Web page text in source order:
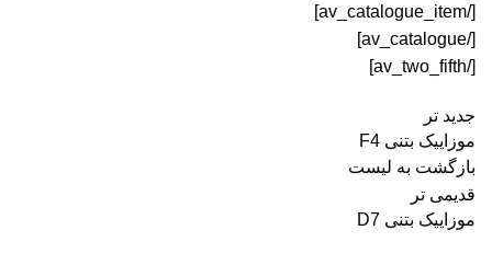
[/av_catalogue_item]
[/av_catalogue]
[/av_two_fifth]
جدید تر
موزاییک بتنی F4
بازگشت به لیست
قدیمی تر
موزاییک بتنی D7